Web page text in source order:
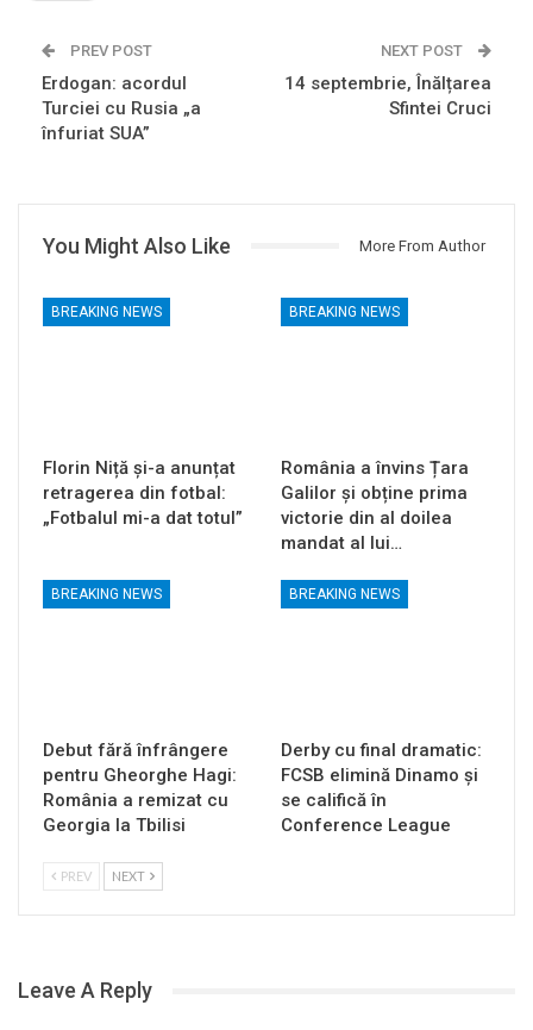
PREV POST
Erdogan: acordul
Turciei cu Rusia „a
înfuriat SUA”
NEXT POST
14 septembrie, Înălțarea
Sfintei Cruci
You Might Also Like More From Author
BREAKING NEWS
Florin Niță și-a anunțat
retragerea din fotbal:
„Fotbalul mi-a dat totul”
BREAKING NEWS
România a învins Țara
Galilor și obține prima
victorie din al doilea
mandat al lui…
BREAKING NEWS
Debut fără înfrângere
pentru Gheorghe Hagi:
România a remizat cu
Georgia la Tbilisi
BREAKING NEWS
Derby cu final dramatic:
FCSB elimină Dinamo și
se califică în
Conference League
PREV NEXT
Leave A Reply